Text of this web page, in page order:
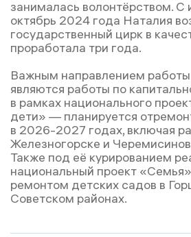
занималась волонтёрством. С
октябрь 2024 года Наталия
государственный цирк в
проработала три года.
Важным направлением
являются работы по
в рамках национального
дети» — планируется
в 2026-2027 годах, включая
Железногорске и
Также под её курированием
национальный проект
ремонтом детских садов в
Советском районах.